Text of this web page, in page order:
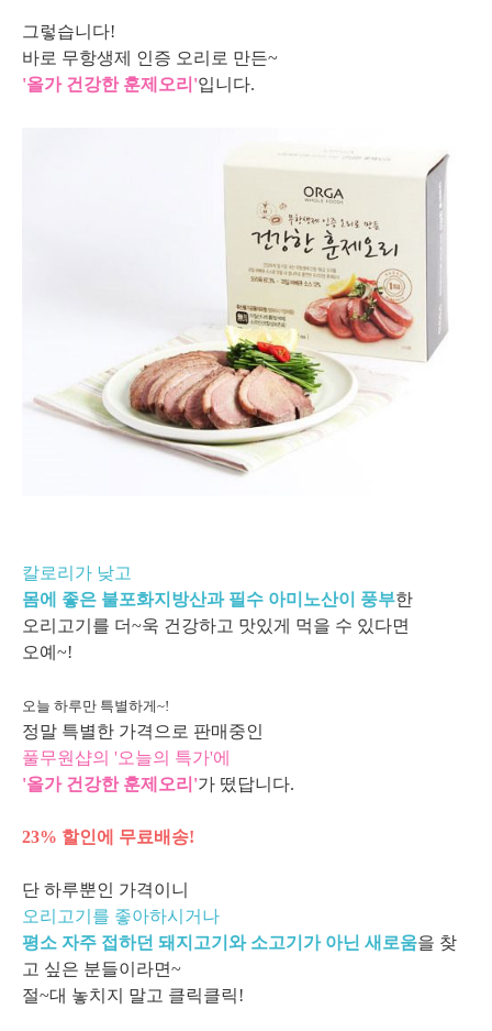
그렇습니다!
바로 무항생제 인증 오리로 만든~
'올가 건강한 훈제오리'입니다.
칼로리가 낮고
몸에 좋은 불포화지방산과 필수 아미노산이 풍부한
오리고기를 더~욱 건강하고 맛있게 먹을 수 있다면
오예~!
오늘 하루만 특별하게~!
정말 특별한 가격으로 판매중인
풀무원샵의 '오늘의 특가'에
'올가 건강한 훈제오리'가 떴답니다.
23% 할인에 무료배송!
단 하루뿐인 가격이니
오리고기를 좋아하시거나
평소 자주 접하던 돼지고기와 소고기가 아닌 새로움을 찾
고 싶은 분들이라면~
절~대 놓치지 말고 클릭클릭!